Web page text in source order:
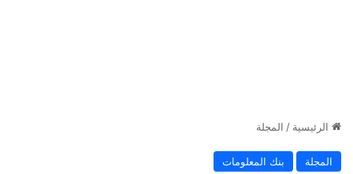
الرئيسية / المجلة
المجلة بنك المعلومات